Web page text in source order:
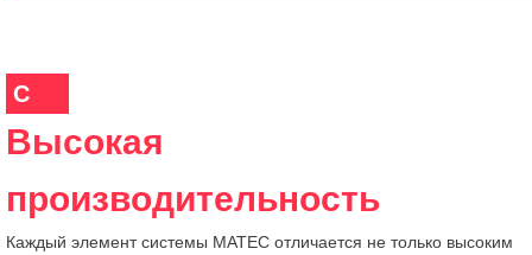
C
Высокая
производительность
Каждый элемент системы MATEC отличается не только высоким